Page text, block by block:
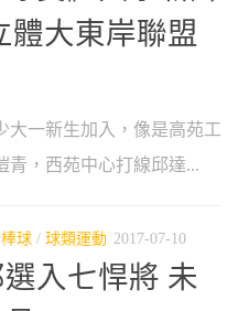
體大東岸聯盟
大一新生加入，像是高苑工
青，西苑中心打線邱達...
棒球 / 球類運動 2017-07-10
入七悍將 未